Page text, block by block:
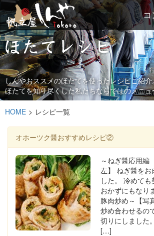
しんやおススメのほたてを使ったレシピご紹介
ほたてを知り尽くした私たちならではのメニ
コ
HOME > レシピ一覧
オホーツク醤おすすめレシピ②
～ねぎ醤応用
左】 ねぎ醤をお
した。 冷めて
おかずにもなり
豚肉炒め～【写
炒め合わせるの
切りにしました
[…]